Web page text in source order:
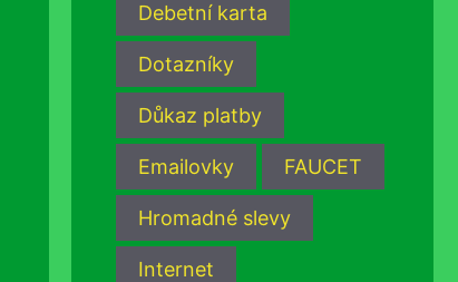
Debetní karta
Dotazníky
Důkaz platby
Emailovky FAUCET
Hromadné slevy
Internet